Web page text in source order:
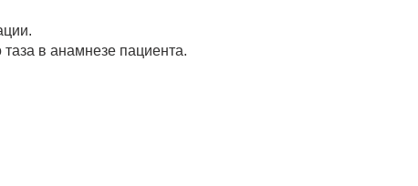
в анамнезе пациента.